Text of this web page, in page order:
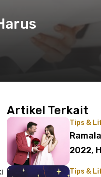
Artikel Terkait
Tips &
2022,
Tips &